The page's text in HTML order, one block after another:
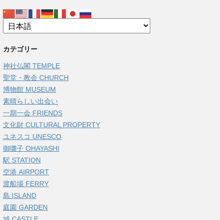
カテゴリー
神社仏閣 TEMPLE
聖堂・教会 CHURCH
博物館 MUSEUM
素晴らしい出会い
一期一会 FRIENDS
文化財 CULTURAL PROPERTY
ユネスコ UNESCO
御囃子 OHAYASHI
駅 STATION
空港 AIRPORT
渡船場 FERRY
島 ISLAND
庭園 GARDEN